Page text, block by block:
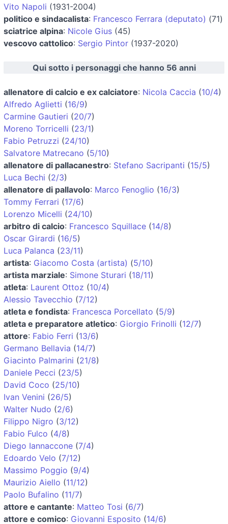
Vito Napoli (1931-2004)
politico e sindacalista: Francesco Ferrara (deputato) (71)
sciatrice alpina: Nicole Gius (45)
vescovo cattolico: Sergio Pintor (1937-2020)
Qui sotto i personaggi che hanno 56 anni
allenatore di calcio e ex calciatore: Nicola Caccia (10/4)
Alfredo Aglietti (16/9)
Carmine Gautieri (20/7)
Moreno Torricelli (23/1)
Fabio Petruzzi (24/10)
Salvatore Matrecano (5/10)
allenatore di pallacanestro: Stefano Sacripanti (15/5)
Luca Bechi (2/3)
allenatore di pallavolo: Marco Fenoglio (16/3)
Tommy Ferrari (17/6)
Lorenzo Micelli (24/10)
arbitro di calcio: Francesco Squillace (14/8)
Oscar Girardi (16/5)
Luca Palanca (23/11)
artista: Giacomo Costa (artista) (5/10)
artista marziale: Simone Sturari (18/11)
atleta: Laurent Ottoz (10/4)
Alessio Tavecchio (7/12)
atleta e fondista: Francesca Porcellato (5/9)
atleta e preparatore atletico: Giorgio Frinolli (12/7)
attore: Fabio Ferri (13/6)
Germano Bellavia (14/7)
Giacinto Palmarini (21/8)
Daniele Pecci (23/5)
David Coco (25/10)
Ivan Venini (26/5)
Walter Nudo (2/6)
Filippo Nigro (3/12)
Fabio Fulco (4/8)
Diego Iannaccone (7/4)
Edoardo Velo (7/12)
Massimo Poggio (9/4)
Maurizio Aiello (11/12)
Paolo Bufalino (11/7)
attore e cantante: Matteo Tosi (6/7)
attore e comico: Giovanni Esposito (14/6)